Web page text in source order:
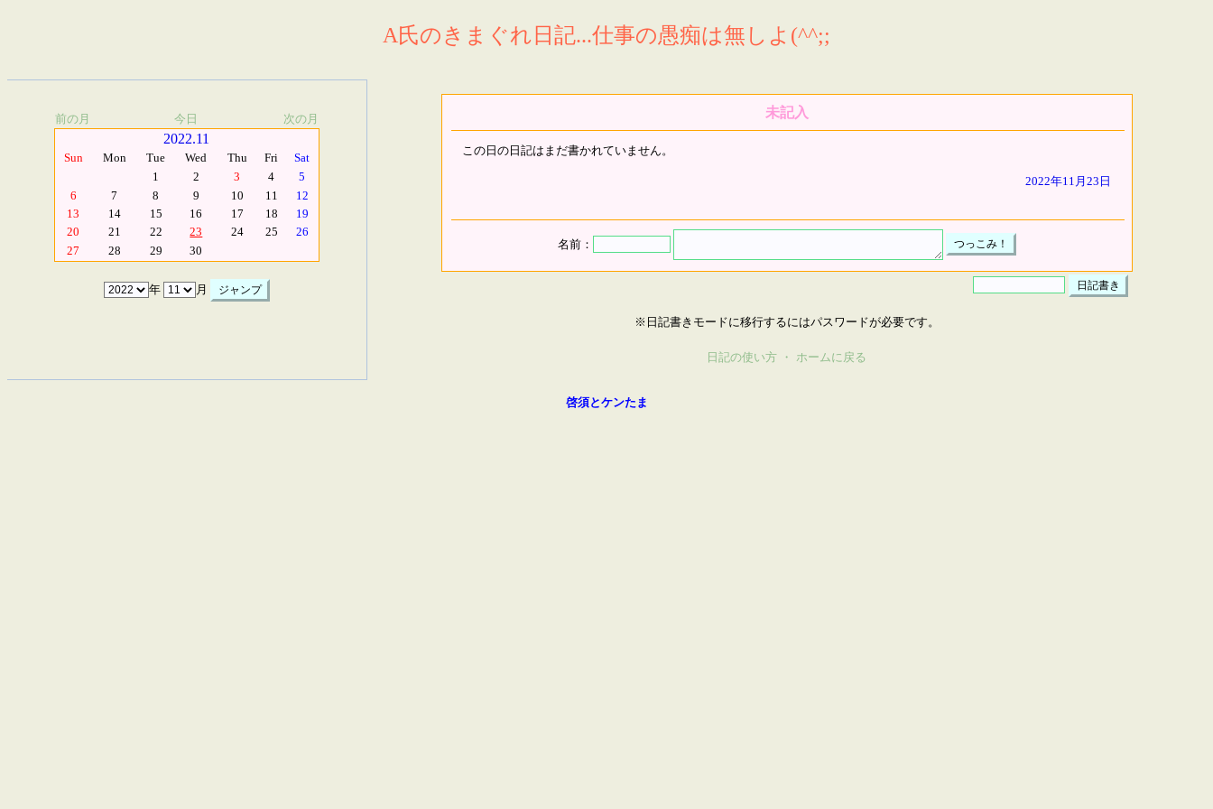
A氏のきまぐれ日記...仕事の愚痴は無しよ(^^;;
前の月 今日 次の月
2022.11
Sun Mon Tue Wed Thu Fri
Sat
1
2 3 4
5
6
7 8 9 10 11
12
13
14 15 16 17 18
19
20
21 22 23 24 25
26
27
28 29 30
年 月
未記入
この日の日記はまだ書かれていません。
2022年11月23日
名前：
※日記書きモードに移行するにはパスワードが必要です。
日記の使い方 ・ ホームに戻る
啓須とケンたま